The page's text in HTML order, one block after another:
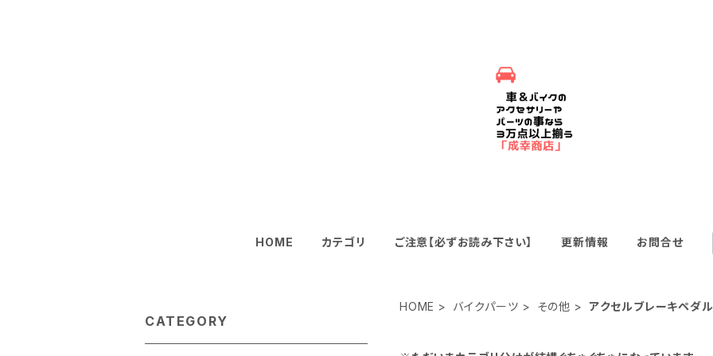
HOME カテゴリ ご注意【必ずお読み下さい】 更新情報 お問合せ
HOME バイクパーツ その他 アクセルブレーキペダル
CATEGORY